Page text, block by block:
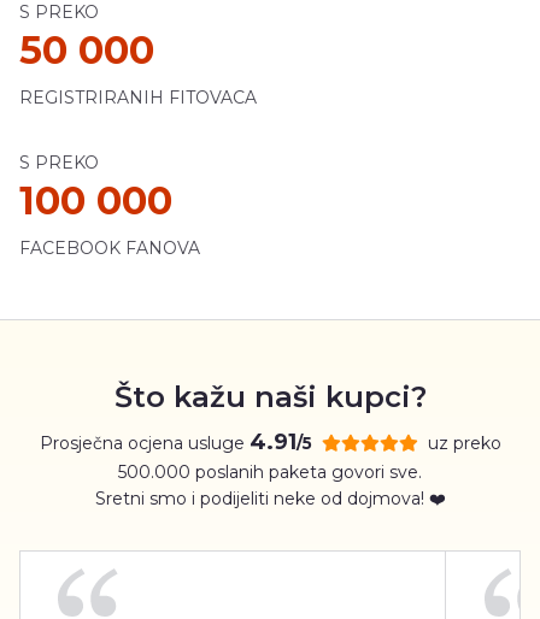
S PREKO
50 000
REGISTRIRANIH FITOVACA
S PREKO
100 000
FACEBOOK FANOVA
Što kažu naši kupci?
Prosječna ocjena usluge 4.91/5
uz preko
500.000 poslanih paketa govori sve.
Sretni smo i podijeliti neke od dojmova! ❤️